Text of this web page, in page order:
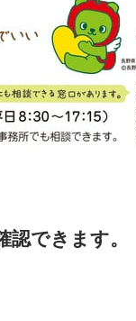
認できます。